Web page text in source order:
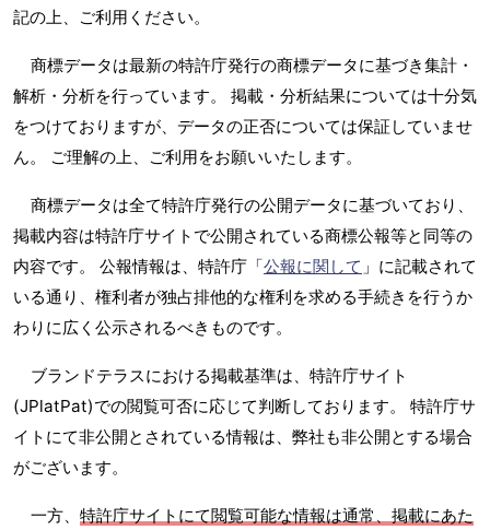
記の上、ご利用ください。
商標データは最新の特許庁発行の商標データに基づき集計・
解析・分析を行っています。 掲載・分析結果については十分気
をつけておりますが、データの正否については保証していませ
ん。 ご理解の上、ご利用をお願いいたします。
商標データは全て特許庁発行の公開データに基づいており、
掲載内容は特許庁サイトで公開されている商標公報等と同等の
内容です。 公報情報は、特許庁「公報に関して 」に記載されて
いる通り、権利者が独占排他的な権利を求める手続きを行うか
わりに広く公示されるべきものです。
ブランドテラスにおける掲載基準は、特許庁サイト
(JPlatPat)での閲覧可否に応じて判断しております。 特許庁サ
イトにて非公開とされている情報は、弊社も非公開とする場合
がございます。
一方、 特許庁サイトにて閲覧可能な情報は通常、掲載にあた